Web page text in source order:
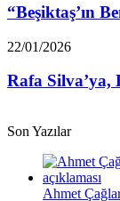
40
milyon
Euro
borcu
var”
“Beşiktaş’ın
Rafa
Benfica’dan
22/01/2026
Rafa Silva’ya,
Son Yazılar
Ahmet